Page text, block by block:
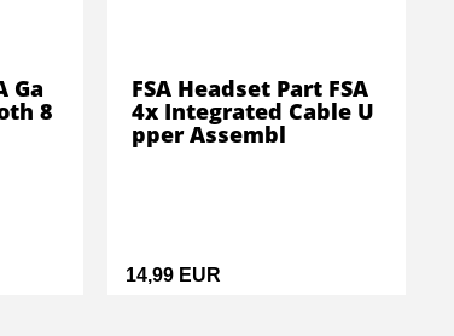
Ga
8
14,99 EUR
FSA Headset Part FSA
4x Integrated Cable U
pper Assembl